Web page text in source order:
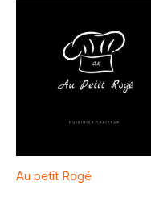
Au petit Rogé